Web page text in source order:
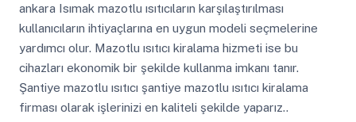
ankara Isımak mazotlu ısıtıcıların karşılaştırılması
kullanıcıların ihtiyaçlarına en uygun modeli seçmelerine
yardımcı olur. Mazotlu ısıtıcı kiralama hizmeti ise bu
cihazları ekonomik bir şekilde kullanma imkanı tanır.
Şantiye mazotlu ısıtıcı şantiye mazotlu ısıtıcı kiralama
firması olarak işlerinizi en kaliteli şekilde yaparız..